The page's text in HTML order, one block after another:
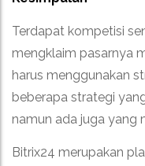
Terdapat kompetisi
mengklaim pasarnya
harus menggunakan
beberapa strategi
namun ada juga yang
Bitrix24 merupakan